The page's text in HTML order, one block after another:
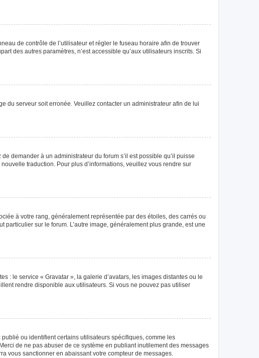
de contrôle de l’utilisateur et régler le fuseau horaire afin de trouver
des autres paramètres, n’est accessible qu’aux utilisateurs inscrits. Si
du serveur soit erronée. Veuillez contacter un administrateur afin de lui
demander à un administrateur du forum s’il est possible qu’il puisse
traduction. Pour plus d’informations, veuillez vous rendre sur
à votre rang, généralement représentée par des étoiles, des carrés ou
sur le forum. L’autre image, généralement plus grande, est une
: le service « Gravatar », la galerie d’avatars, les images distantes ou le
rendre disponible aux utilisateurs. Si vous ne pouvez pas utiliser
ou identifient certains utilisateurs spécifiques, comme les
de ne pas abuser de ce système en publiant inutilement des messages
vous sanctionner en abaissant votre compteur de messages.